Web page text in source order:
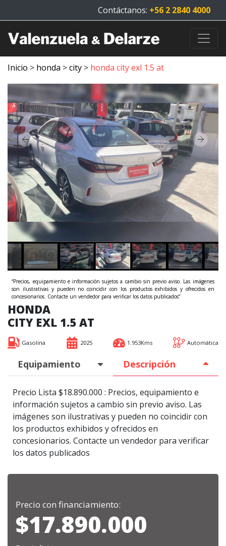
Contáctanos: +56 2 2840 4000
Inicio > honda >city > honda city exl 1.5 at
“Precios, equipamiento e información sujetos a cambio sin previo aviso. Las imágenes
son ilustrativas y pueden no coincidir con los productos exhibidos y ofrecidos en
concesionarios. Contacte un vendedor para verificar los datos publicados”
HONDA
CITY EXL 1.5 AT
Gasolina 2025 1.953Kms Automática
Equipamiento Descripción
Precio Lista $18.890.000 : Precios, equipamiento e
información sujetos a cambio sin previo aviso. Las
imágenes son ilustrativas y pueden no coincidir con
los productos exhibidos y ofrecidos en
concesionarios. Contacte un vendedor para verificar
los datos publicados
Precio con financiamiento:
$17.890.000